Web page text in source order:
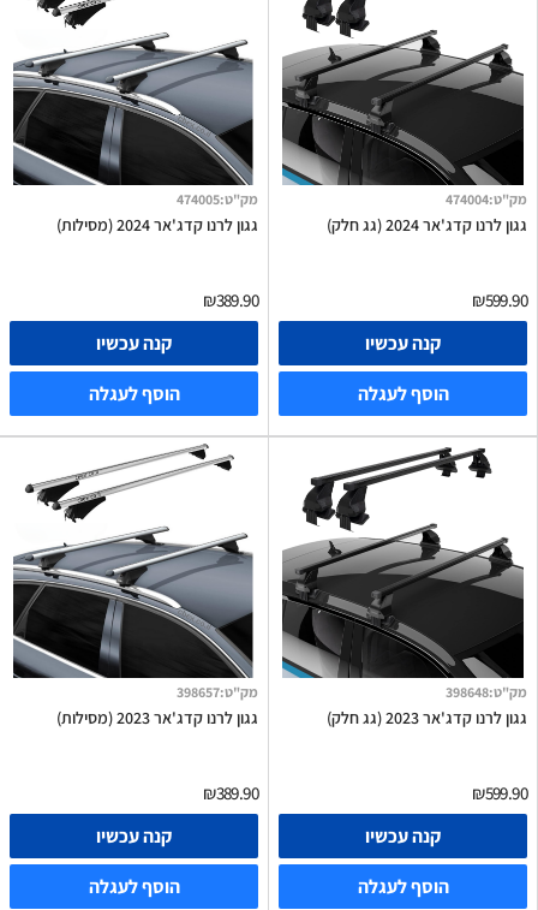
מק"ט:
474004
גגון לרנו קדג'אר 2024 (גג חלק)
₪599.90
קנה עכשיו
הוסף לעגלה
מק"ט:
474005
גגון לרנו קדג'אר 2024 (מסילות)
₪389.90
קנה עכשיו
הוסף לעגלה
מק"ט:
398648
גגון לרנו קדג'אר 2023 (גג חלק)
₪599.90
קנה עכשיו
הוסף לעגלה
מק"ט:
398657
גגון לרנו קדג'אר 2023 (מסילות)
₪389.90
קנה עכשיו
הוסף לעגלה